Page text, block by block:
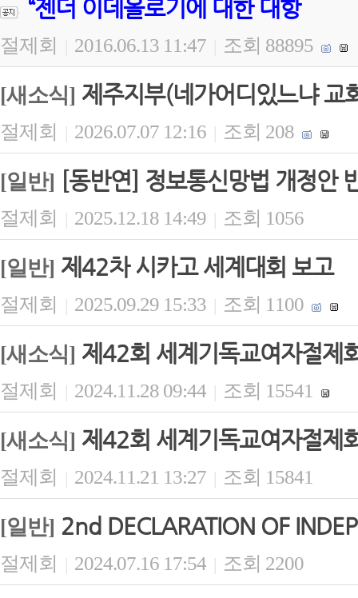
“젠더 이데올로기에 대한 대항
절제회 2016.06.13 11:47 조회 88895
[새소식] 제주지부(네가어디있느냐 교
절제회 | 2026.07.07 12:16 | 조회 208
[일반] [동반연] 정보통신망법 개정안
절제회 | 2025.12.18 14:49 | 조회 1056
[일반] 제42차 시카고 세계대회 보고
절제회 | 2025.09.29 15:33 | 조회 1100
[새소식] 제42회 세계기독교여자절제
절제회 | 2024.11.28 09:44 | 조회 15541
[새소식] 제42회 세계기독교여자절제
절제회 | 2024.11.21 13:27 | 조회 15841
[일반] 2nd DECLARATION OF
절제회 | 2024.07.16 17:54 | 조회 2200